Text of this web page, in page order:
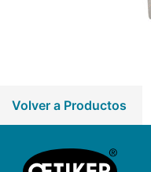
Volver a Productos